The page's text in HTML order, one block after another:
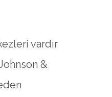
vardır
&